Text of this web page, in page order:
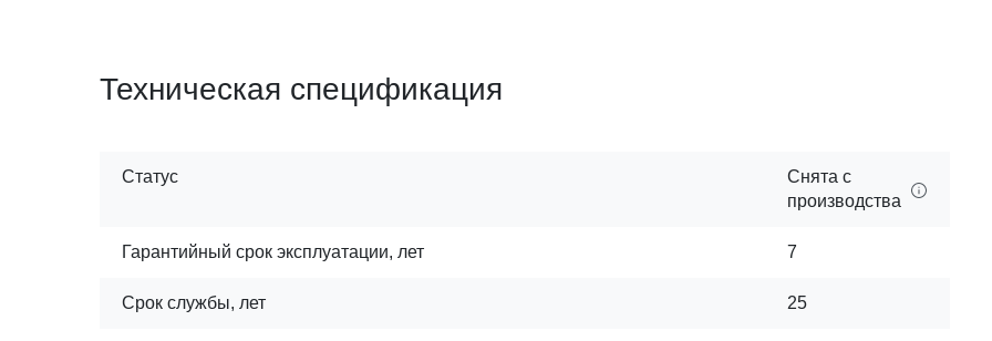
Техническая спецификация
Статус
Снята с
производства
Гарантийный срок эксплуатации, лет 7
Срок службы, лет 25